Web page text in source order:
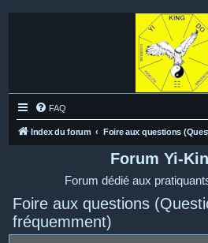
FAQ
Index du forum Foire aux questions
Forum Yi-
Forum dédié aux
Foire aux questions
fréquemment)